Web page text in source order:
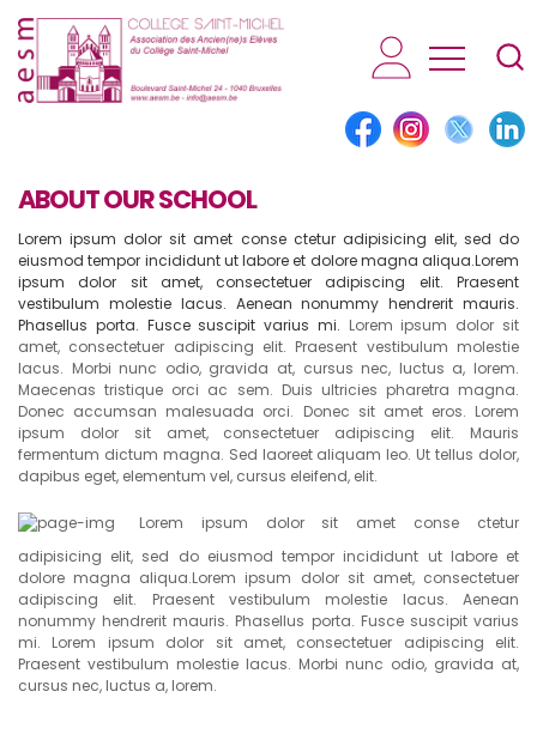
AESM...
ABOUT OUR SCHOOL
Lorem ipsum dolor sit amet conse ctetur adipisicing elit, sed do
eiusmod tempor incididunt ut labore et dolore magna aliqua.Lorem
ipsum dolor sit amet, consectetuer adipiscing elit. Praesent
vestibulum molestie lacus. Aenean nonummy hendrerit mauris.
Phasellus porta. Fusce suscipit varius mi. Lorem ipsum dolor sit
amet, consectetuer adipiscing elit. Praesent vestibulum molestie
lacus. Morbi nunc odio, gravida at, cursus nec, luctus a, lorem.
Maecenas tristique orci ac sem. Duis ultricies pharetra magna.
Donec accumsan malesuada orci. Donec sit amet eros. Lorem
ipsum dolor sit amet, consectetuer adipiscing elit. Mauris
fermentum dictum magna. Sed laoreet aliquam leo. Ut tellus dolor,
dapibus eget, elementum vel, cursus eleifend, elit.
Lorem ipsum dolor sit amet conse ctetur
adipisicing elit, sed do eiusmod tempor incididunt ut labore et
dolore magna aliqua.Lorem ipsum dolor sit amet, consectetuer
adipiscing elit. Praesent vestibulum molestie lacus. Aenean
nonummy hendrerit mauris. Phasellus porta. Fusce suscipit varius
mi. Lorem ipsum dolor sit amet, consectetuer adipiscing elit.
Praesent vestibulum molestie lacus. Morbi nunc odio, gravida at,
cursus nec, luctus a, lorem.